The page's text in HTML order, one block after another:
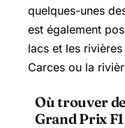
quelques-unes
est également
lacs et les
Carces ou la
Où trouver
Grand Prix